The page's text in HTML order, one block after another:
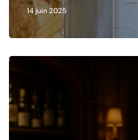
14 juin 2025